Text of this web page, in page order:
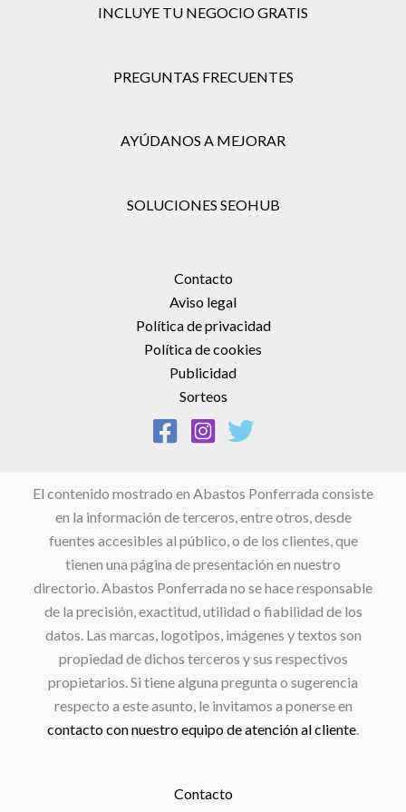
INCLUYE TU NEGOCIO GRATIS
PREGUNTAS FRECUENTES
AYÚDANOS A MEJORAR
SOLUCIONES SEOHUB
Contacto
Aviso legal
Política de privacidad
Política de cookies
Publicidad
Sorteos
El contenido mostrado en Abastos Ponferrada consiste
en la información de terceros, entre otros, desde
fuentes accesibles al público, o de los clientes, que
tienen una página de presentación en nuestro
directorio. Abastos Ponferrada no se hace responsable
de la precisión, exactitud, utilidad o fiabilidad de los
datos. Las marcas, logotipos, imágenes y textos son
propiedad de dichos terceros y sus respectivos
propietarios. Si tiene alguna pregunta o sugerencia
respecto a este asunto, le invitamos a ponerse en
contacto con nuestro equipo de atención al cliente.
Contacto